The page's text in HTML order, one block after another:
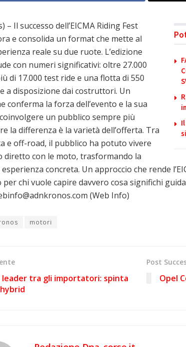
– Il successo dell’EICMA Riding Fest
e consolida un format che mette al
reale su due ruote. L’edizione
con numeri significativi: oltre 27.000
di 17.000 test ride e una flotta di 550
a disposizione dai costruttori. Un
conferma la forza dell’evento e la sua
un pubblico sempre più
la differenza è la varietà dell’offerta. Tra
e off-road, il pubblico ha potuto vivere
diretto con le moto, trasformando la
concreta. Un approccio che rende
chi vuole capire davvero cosa significhi
(Web Info)
motori
tra gli importatori: spinta
Post
Opel